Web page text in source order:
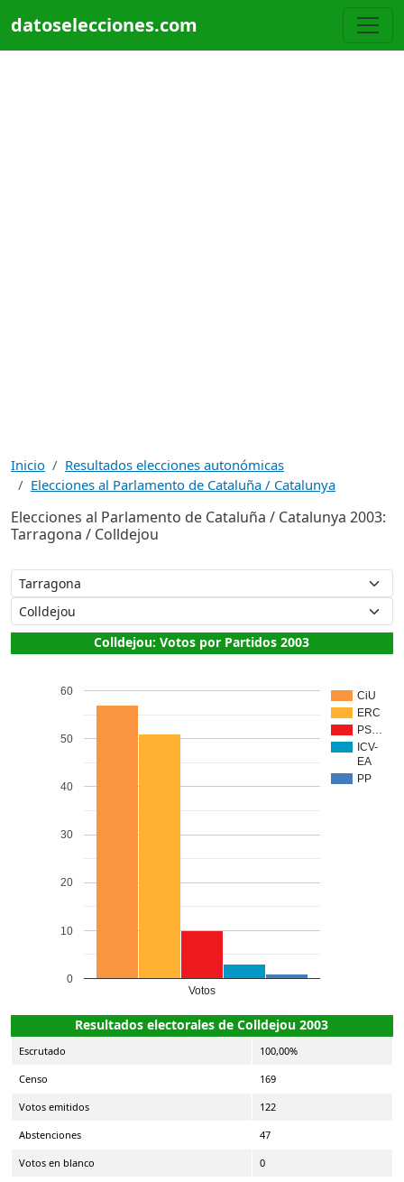
datoselecciones.com
Inicio
Resultados elecciones autonómicas
Elecciones al Parlamento de Cataluña / Catalunya
Elecciones al Parlamento de Cataluña / Catalunya 2003:
Tarragona / Colldejou
Colldejou: Votos por Partidos 2003
CiU
ERC
PS…
ICV-
EA
PP
Votos
0
10
20
30
40
50
60
Resultados electorales de Colldejou 2003
Escrutado 100,00%
Censo 169
Votos emitidos 122
Abstenciones 47
Votos en blanco 0